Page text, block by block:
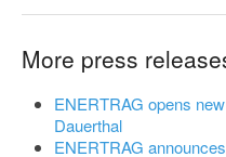
More press
ENERTRAG opens
Dauerthal
ENERTRAG